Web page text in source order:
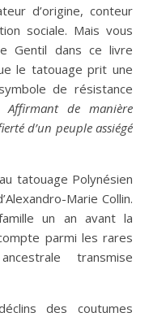
d’origine, conteur
sociale. Mais vous
Gentil dans ce livre
le tatouage prit une
de résistance
Affirmant de manière
d’un peuple assiégé
tatouage Polynésien
Marie Collin.
un an avant la
parmi les rares
transmise
des coutumes